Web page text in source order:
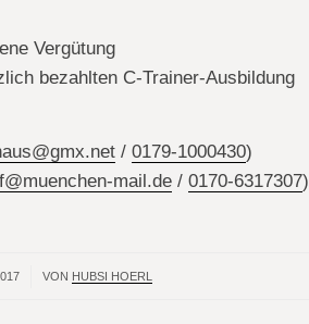
Vergütung
bezahlten C-Trainer-Ausbildung
/0179-1000430)
mail.de /0170-6317307)
VON HUBSI HOERL